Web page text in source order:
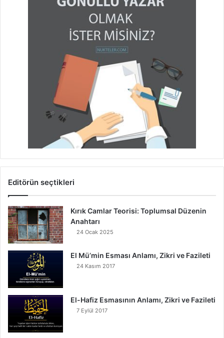
Editörün seçtikleri
Kırık Camlar Teorisi: Toplumsal Düzenin
Anahtarı
24 Ocak 2025
El Mü’min Esması Anlamı, Zikri ve Fazileti
24 Kasım 2017
El-Hafiz Esmasının Anlamı, Zikri ve Fazileti
7 Eylül 2017